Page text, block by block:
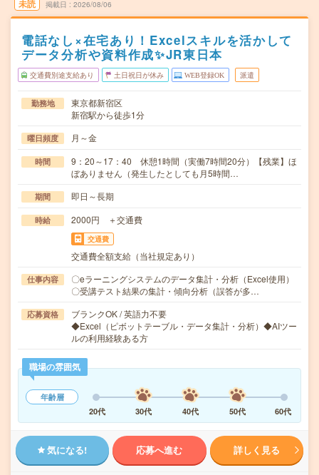
未読 掲載日 2026/08/06
電話なし×在宅あり！Excelスキルを活かして
データ分析や資料作成✨JR東日本
交通費別途支給あり 土日祝日が休み WEB登録OK 派遣
勤務地
東京都新宿区
新宿駅から徒歩1分
曜日頻度 月～金
時間
9：20～17：40 休憩1時間（実働7時間20分）【残業】ほ
ぼありません（発生したとしても月5時間…
期間 即日～長期
時給 2000円 ＋交通費
交通費
交通費全額支給（当社規定あり）
仕事内容
〇eラーニングシステムのデータ集計・分析（Excel使用）
〇受講テスト結果の集計・傾向分析（誤答が多…
応募資格
ブランクOK / 英語力不要
◆Excel（ピボットテーブル・データ集計・分析）◆AIツー
ルの利用経験ある方
職場の雰囲気
年齢層
20代
30代 40代 50代 60代
気になる! 応募へ進む 詳しく見る